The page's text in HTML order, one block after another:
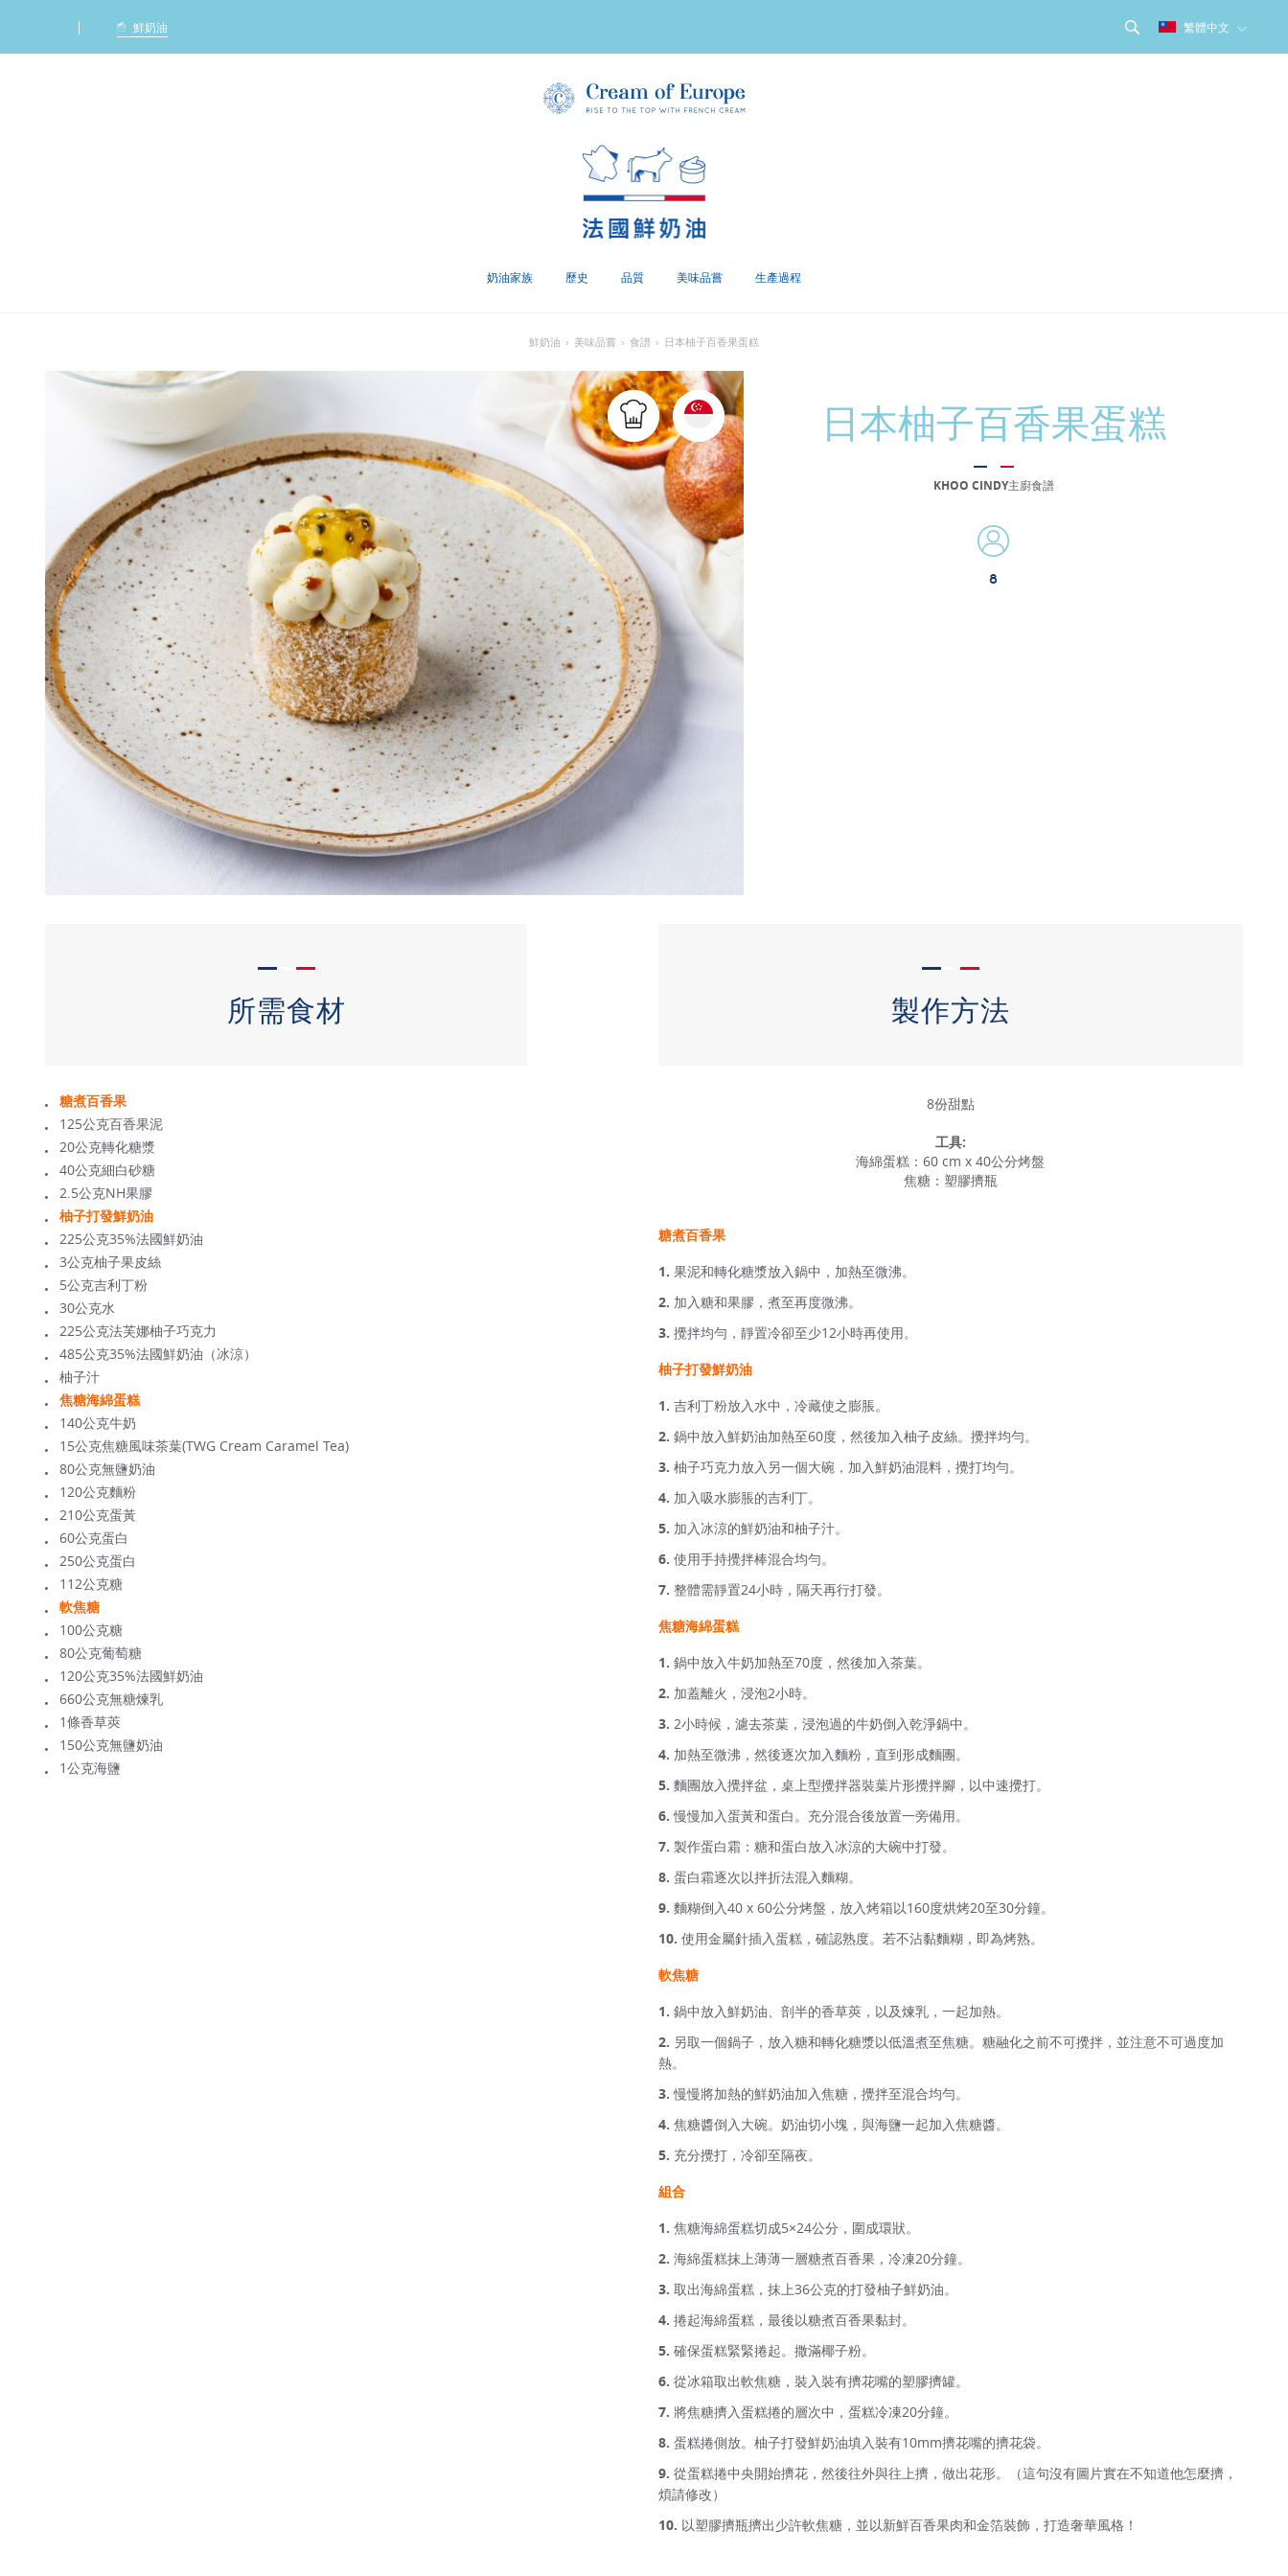
鮮奶油 繁體中文
奶油家族 歷史 品質 美味品嘗 生產過程
鮮奶油 › 美味品嘗 › 食譜 › 日本柚子百香果蛋糕
日本柚子百香果蛋糕
KHOO CINDY主廚食譜
8
所需食材
糖煮百香果
125公克百香果泥
20公克轉化糖漿
40公克細白砂糖
2.5公克NH果膠
柚子打發鮮奶油
225公克35%法國鮮奶油
3公克柚子果皮絲
5公克吉利丁粉
30公克水
225公克法芙娜柚子巧克力
485公克35%法國鮮奶油（冰涼）
柚子汁
焦糖海綿蛋糕
140公克牛奶
15公克焦糖風味茶葉(TWG Cream Caramel Tea)
80公克無鹽奶油
120公克麵粉
210公克蛋黃
60公克蛋白
250公克蛋白
112公克糖
軟焦糖
100公克糖
80公克葡萄糖
120公克35%法國鮮奶油
660公克無糖煉乳
1條香草莢
150公克無鹽奶油
1公克海鹽
製作方法
8份甜點
工具:
海綿蛋糕：60 cm x 40公分烤盤
焦糖：塑膠擠瓶
糖煮百香果
果泥和轉化糖漿放入鍋中，加熱至微沸。
加入糖和果膠，煮至再度微沸。
攪拌均勻，靜置冷卻至少12小時再使用。
柚子打發鮮奶油
吉利丁粉放入水中，冷藏使之膨脹。
鍋中放入鮮奶油加熱至60度，然後加入柚子皮絲。攪拌均勻。
柚子巧克力放入另一個大碗，加入鮮奶油混料，攪打均勻。
加入吸水膨脹的吉利丁。
加入冰涼的鮮奶油和柚子汁。
使用手持攪拌棒混合均勻。
整體需靜置24小時，隔天再行打發。
焦糖海綿蛋糕
鍋中放入牛奶加熱至70度，然後加入茶葉。
加蓋離火，浸泡2小時。
2小時候，濾去茶葉，浸泡過的牛奶倒入乾淨鍋中。
加熱至微沸，然後逐次加入麵粉，直到形成麵團。
麵團放入攪拌盆，桌上型攪拌器裝葉片形攪拌腳，以中速攪打。
慢慢加入蛋黃和蛋白。充分混合後放置一旁備用。
製作蛋白霜：糖和蛋白放入冰涼的大碗中打發。
蛋白霜逐次以拌折法混入麵糊。
麵糊倒入40 x 60公分烤盤，放入烤箱以160度烘烤20至30分鐘。
使用金屬針插入蛋糕，確認熟度。若不沾黏麵糊，即為烤熟。
軟焦糖
鍋中放入鮮奶油、剖半的香草莢，以及煉乳，一起加熱。
另取一個鍋子，放入糖和轉化糖漿以低溫煮至焦糖。糖融化之前不可攪拌，並注意不可過度加
熱。
慢慢將加熱的鮮奶油加入焦糖，攪拌至混合均勻。
焦糖醬倒入大碗。奶油切小塊，與海鹽一起加入焦糖醬。
充分攪打，冷卻至隔夜。
組合
焦糖海綿蛋糕切成5×24公分，圍成環狀。
海綿蛋糕抹上薄薄一層糖煮百香果，冷凍20分鐘。
取出海綿蛋糕，抹上36公克的打發柚子鮮奶油。
捲起海綿蛋糕，最後以糖煮百香果黏封。
確保蛋糕緊緊捲起。撒滿椰子粉。
從冰箱取出軟焦糖，裝入裝有擠花嘴的塑膠擠罐。
將焦糖擠入蛋糕捲的層次中，蛋糕冷凍20分鐘。
蛋糕捲側放。柚子打發鮮奶油填入裝有10mm擠花嘴的擠花袋。
從蛋糕捲中央開始擠花，然後往外與往上擠，做出花形。（這句沒有圖片實在不知道他怎麼擠，
煩請修改）
以塑膠擠瓶擠出少許軟焦糖，並以新鮮百香果肉和金箔裝飾，打造奢華風格！